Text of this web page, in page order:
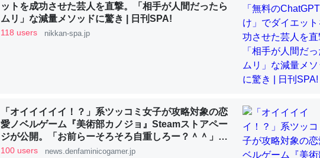
ウチもEchoを実家に置いて４年。でたまに覗いてる。ぼちぼちRingも置こうかと画
中。あと、Googleマップで位置情報を共有してる。電池残量や充電中かが分かるの
─たまにLINEするくらいだった遠方の父67歳と僕。ITツール導入でコミュニケーションが劇的に
ちょうど同じ理由でEcho Show 8を設定中でした。PrimeとかSpotifyを支払う孝行
ットを成功させた芸人を直撃。「相手が人間だったら
ムリ」な減量メソッドに驚き | 日刊SPA!
118 users nikkan-spa.jp
「オイイイイイ！？」系ツッコミ女子が攻略対象の恋
愛ノベルゲーム『美術部カノジョ』Steamストアペー
ジが公開。「お前らーそろそろ自重しろー？＾＾」暗
黒微笑の夢女子や、萌え声不思議ちゃん女子と青春を
100 users news.denfaminicogamer.jp